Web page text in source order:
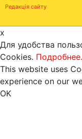
Редакція сайту
x
Для удобства
Cookies.
This website uses
experience on our
OK